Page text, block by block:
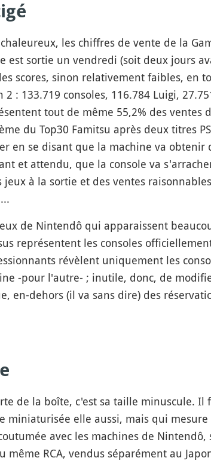
les chiffres de vente de la
est sortie un vendredi (soit deux jours
scores, sinon relativement faibles, en
: 133.719 consoles, 116.784 Luigi,
tout de même 55,2% des ventes
du Top30 Famitsu après deux titres
en se disant que la machine va obtenir
et attendu, que la console va
à la sortie et des ventes
de Nintendô qui apparaissent
représentent les consoles
révèlent uniquement les
-pour l'autre- ; inutile, donc, de
en-dehors (il va sans dire) des
de la boîte, c'est sa taille minuscule.
miniaturisée elle aussi, mais qui
avec les machines de
même RCA, vendus séparément au